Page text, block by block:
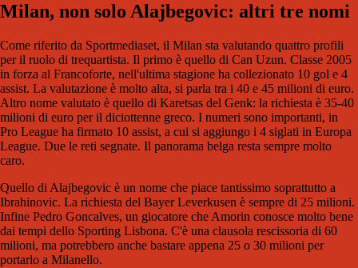
Milan, non solo Alajbegovic: altri tre nomi
Come riferito da Sportmediaset, il Milan sta valutando quattro profili
per il ruolo di trequartista. Il primo è quello di Can Uzun. Classe 2005
in forza al Francoforte, nell'ultima stagione ha collezionato 10 gol e 4
assist. La valutazione è molto alta, si parla tra i 40 e 45 milioni di euro.
Altro nome valutato è quello di Karetsas del Genk: la richiesta è 35-40
milioni di euro per il diciottenne greco. I numeri sono importanti, in
Pro League ha firmato 10 assist, a cui si aggiungo i 4 siglati in Europa
League. Due le reti segnate. Il panorama belga resta sempre molto
caro.
Quello di Alajbegovic è un nome che piace tantissimo soprattutto a
Ibrahinovic. La richiesta del Bayer Leverkusen è sempre di 25 milioni.
Infine Pedro Goncalves, un giocatore che Amorin conosce molto bene
dai tempi dello Sporting Lisbona. C'è una clausola rescissoria di 60
milioni, ma potrebbero anche bastare appena 25 o 30 milioni per
portarlo a Milanello.